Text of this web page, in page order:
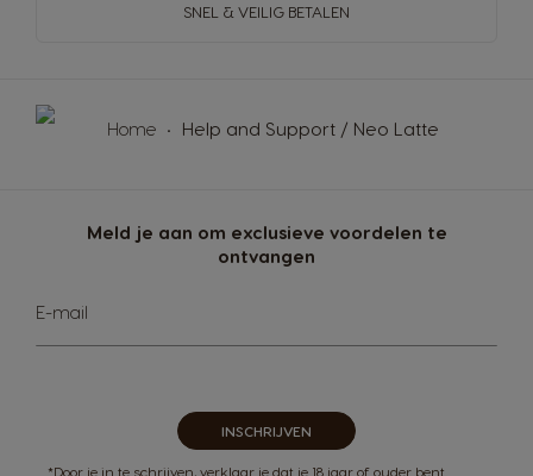
SNEL & VEILIG BETALEN
Home Help and Support / Neo Latte
Meld je aan om exclusieve voordelen te
ontvangen
u
E-mail
INSCHRIJVEN
*Door je in te schrijven, verklaar je dat je 18 jaar of ouder bent.